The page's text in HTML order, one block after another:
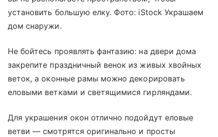
установить большую елку. Фото: iStock Украшаем
дом снаружи.
Не бойтесь проявлять фантазию: на двери дома
закрепите праздничный венок из живых хвойных
веток, а оконные рамы можно декорировать
еловыми ветками и светящимися гирляндами.
Для украшения окон отлично подойдут еловые
ветви — смотрятся оригинально и просты